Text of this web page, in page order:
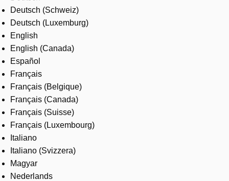
Where to buy
Contact us
Careers
Deutsch (Schweiz)
Deutsch (Luxemburg)
English
English (Canada)
Español
Français
Français (Belgique)
Français (Canada)
Français (Suisse)
Français (Luxembourg)
Italiano
Italiano (Svizzera)
Magyar
Nederlands